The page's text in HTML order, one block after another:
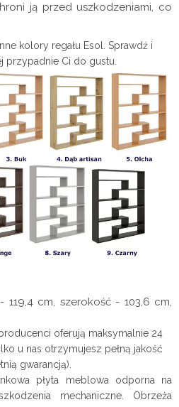
ją przed uszkodzeniami, co
kolory regału Esol. Sprawdź i
przypadnie Ci do gustu.
119,4 cm, szerokość - 103,6 cm,
oferują maksymalnie 24
u nas otrzymujesz pełną jakość
gwarancją).
płyta meblowa odporna na
mechaniczne. Obrzeża